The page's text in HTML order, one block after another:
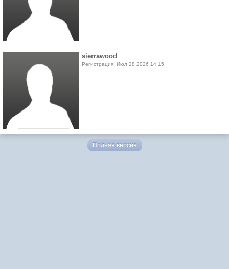
sierrawood
Регистрация: Июл 28 2026 14:15
Полная версия